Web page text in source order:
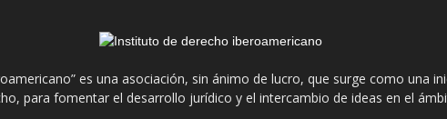
es una asociación, sin ánimo de lucro, que surge como una
para fomentar el desarrollo jurídico y el intercambio de ideas en el